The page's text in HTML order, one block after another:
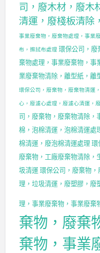
司，廢木材，廢木
清運，廢棧板清除
事業廢棄物，廢棄物處理，事業
布，擦拭布處理 環保公司，廢
棄物處理，事業廢棄物，事
業廢棄物清除，離型紙，離
環保公司，廢棄物，廢棄物清運
心，廢濾心處理，廢濾心清運，
司，廢棄物，廢棄物清除，
棉，泡棉清運，泡棉清運處
棉清運，廢泡棉清運處理 環
廢棄物，工廠廢棄物清除，
圾清運 環保公司，廢棄物
理，垃圾清運，廢塑膠，廢
理，事業廢棄物，事業廢棄
棄物，廢棄
棄物，事業